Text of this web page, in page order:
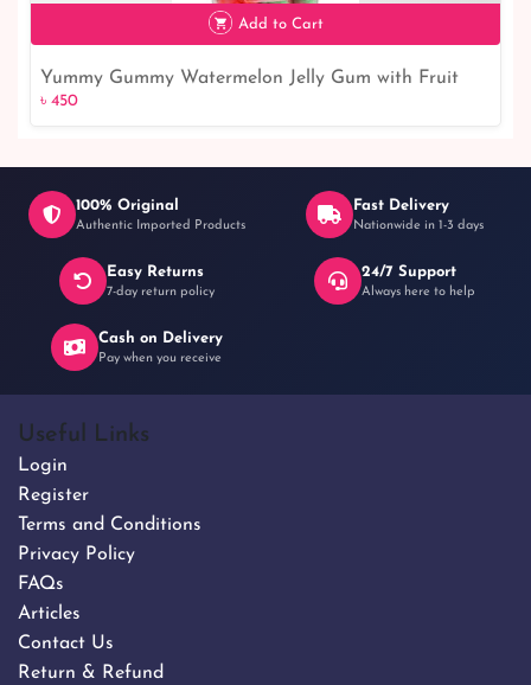
৳ 450
Add to Cart
Yummy Gummy Watermelon Jelly Gum with Fruit
Juice 160G
৳ 450
100% Original
Authentic Imported Products
Fast Delivery
Nationwide in 1-3 days
Easy Returns
7-day return policy
24/7 Support
Always here to help
Cash on Delivery
Pay when you receive
Useful Links
Login
Register
Terms and Conditions
Privacy Policy
FAQs
Articles
Contact Us
Return & Refund